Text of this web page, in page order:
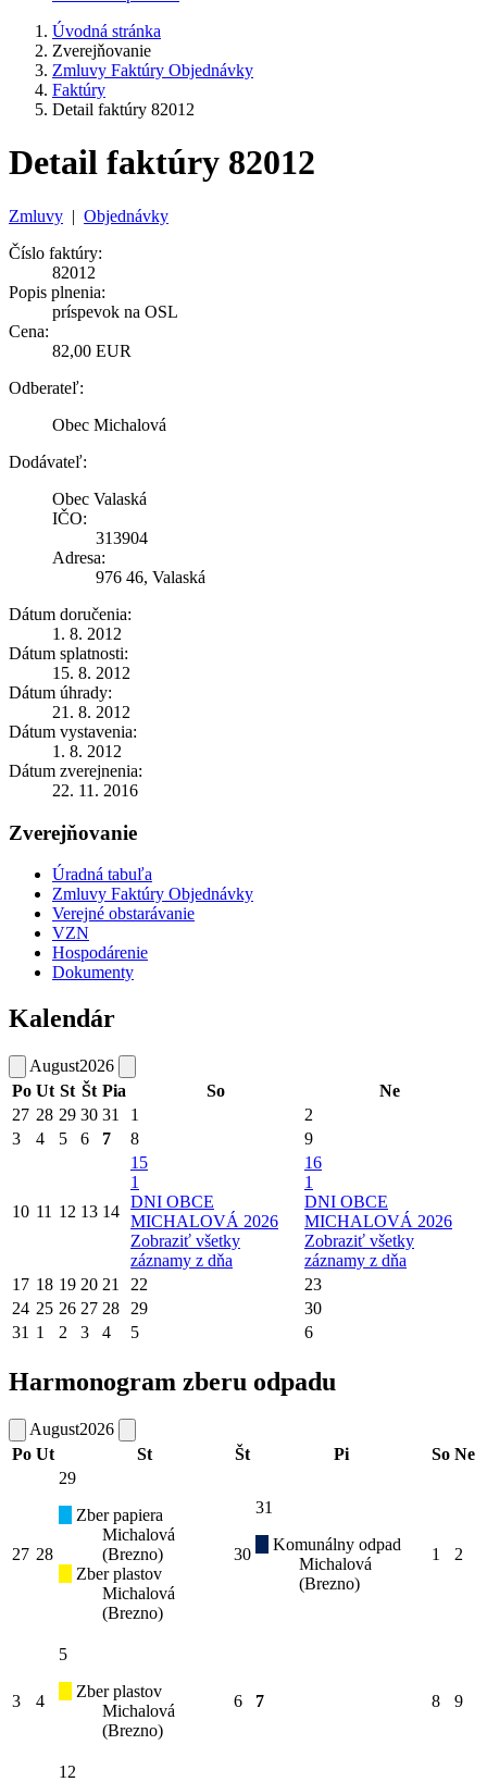
Úvodná stránka
Zverejňovanie
Zmluvy Faktúry Objednávky
Faktúry
Detail faktúry 82012
Detail faktúry 82012
Zmluvy | Objednávky
Číslo faktúry:
82012
Popis plnenia:
príspevok na OSL
Cena:
82,00 EUR
Odberateľ:
Obec Michalová
Dodávateľ:
Obec Valaská
IČO:
313904
Adresa:
976 46, Valaská
Dátum doručenia:
1. 8. 2012
Dátum splatnosti:
15. 8. 2012
Dátum úhrady:
21. 8. 2012
Dátum vystavenia:
1. 8. 2012
Dátum zverejnenia:
22. 11. 2016
Zverejňovanie
Úradná tabuľa
Zmluvy Faktúry Objednávky
Verejné obstarávanie
VZN
Hospodárenie
Dokumenty
Kalendár
August2026
Po Ut St Št Pia So
Ne
27 28 29 30 31 1
2
3
4 5 6 7 8 9
10 11 12 13 14
15
1
DNI OBCE
MICHALOVÁ 2026
Zobraziť všetky
záznamy z dňa
16
1
DNI OBCE
MICHALOVÁ 2026
Zobraziť všetky
záznamy z dňa
17 18 19 20 21 22
23
24 25 26 27 28 29
30
31 1 2 3 4 5 6
Harmonogram zberu odpadu
August2026
Po Ut St Št Pi So Ne
27 28
29
Zber papiera
Michalová
(Brezno)
Zber plastov
Michalová
(Brezno)
30
31
Komunálny odpad
Michalová
(Brezno)
1 2
3 4
5
Zber plastov
Michalová
(Brezno)
6 7 8 9
12